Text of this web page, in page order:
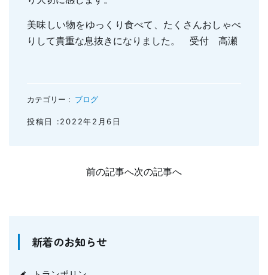
小児のむし歯予防
小児の筋機能療法(MFT)
美味しい物をゆっくり食べて、たくさんおしゃべ
りして貴重な息抜きになりました。 受付 高瀬
カテゴリー : ブログ
投稿日 :2022年2月6日
前の記事へ次の記事へ
新着のお知らせ